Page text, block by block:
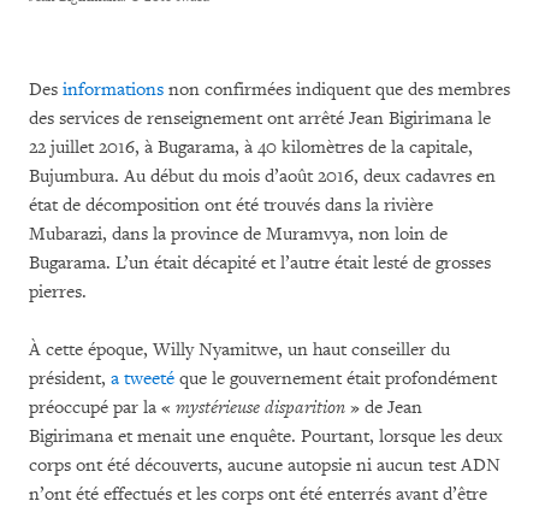
Des informations non confirmées indiquent que des membres
des services de renseignement ont arrêté Jean Bigirimana le
22 juillet 2016, à Bugarama, à 40 kilomètres de la capitale,
Bujumbura. Au début du mois d’août 2016, deux cadavres en
état de décomposition ont été trouvés dans la rivière
Mubarazi, dans la province de Muramvya, non loin de
Bugarama. L’un était décapité et l’autre était lesté de grosses
pierres.
À cette époque, Willy Nyamitwe, un haut conseiller du
président, a tweeté que le gouvernement était profondément
préoccupé par la « mystérieuse disparition » de Jean
Bigirimana et menait une enquête. Pourtant, lorsque les deux
corps ont été découverts, aucune autopsie ni aucun test ADN
n’ont été effectués et les corps ont été enterrés avant d’être